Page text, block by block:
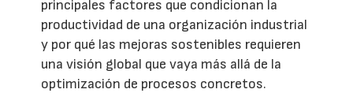
principales factores que condicionan la
productividad de una organización industrial
y por qué las mejoras sostenibles requieren
una visión global que vaya más allá de la
optimización de procesos concretos.